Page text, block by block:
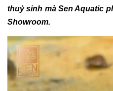
thuỷ sinh mà Sen Aquatic
Showroom.